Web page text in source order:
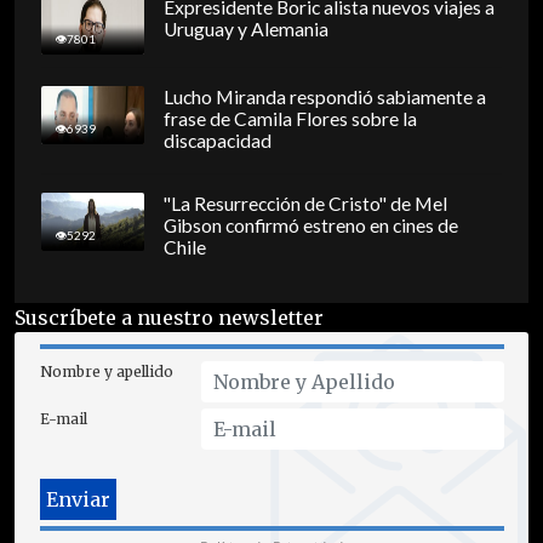
7801
Expresidente Boric alista nuevos viajes a
Uruguay y Alemania
6939
Lucho Miranda respondió sabiamente a
frase de Camila Flores sobre la
discapacidad
5292
"La Resurrección de Cristo" de Mel
Gibson confirmó estreno en cines de
Chile
Suscríbete a nuestro newsletter
Nombre y apellido
E-mail